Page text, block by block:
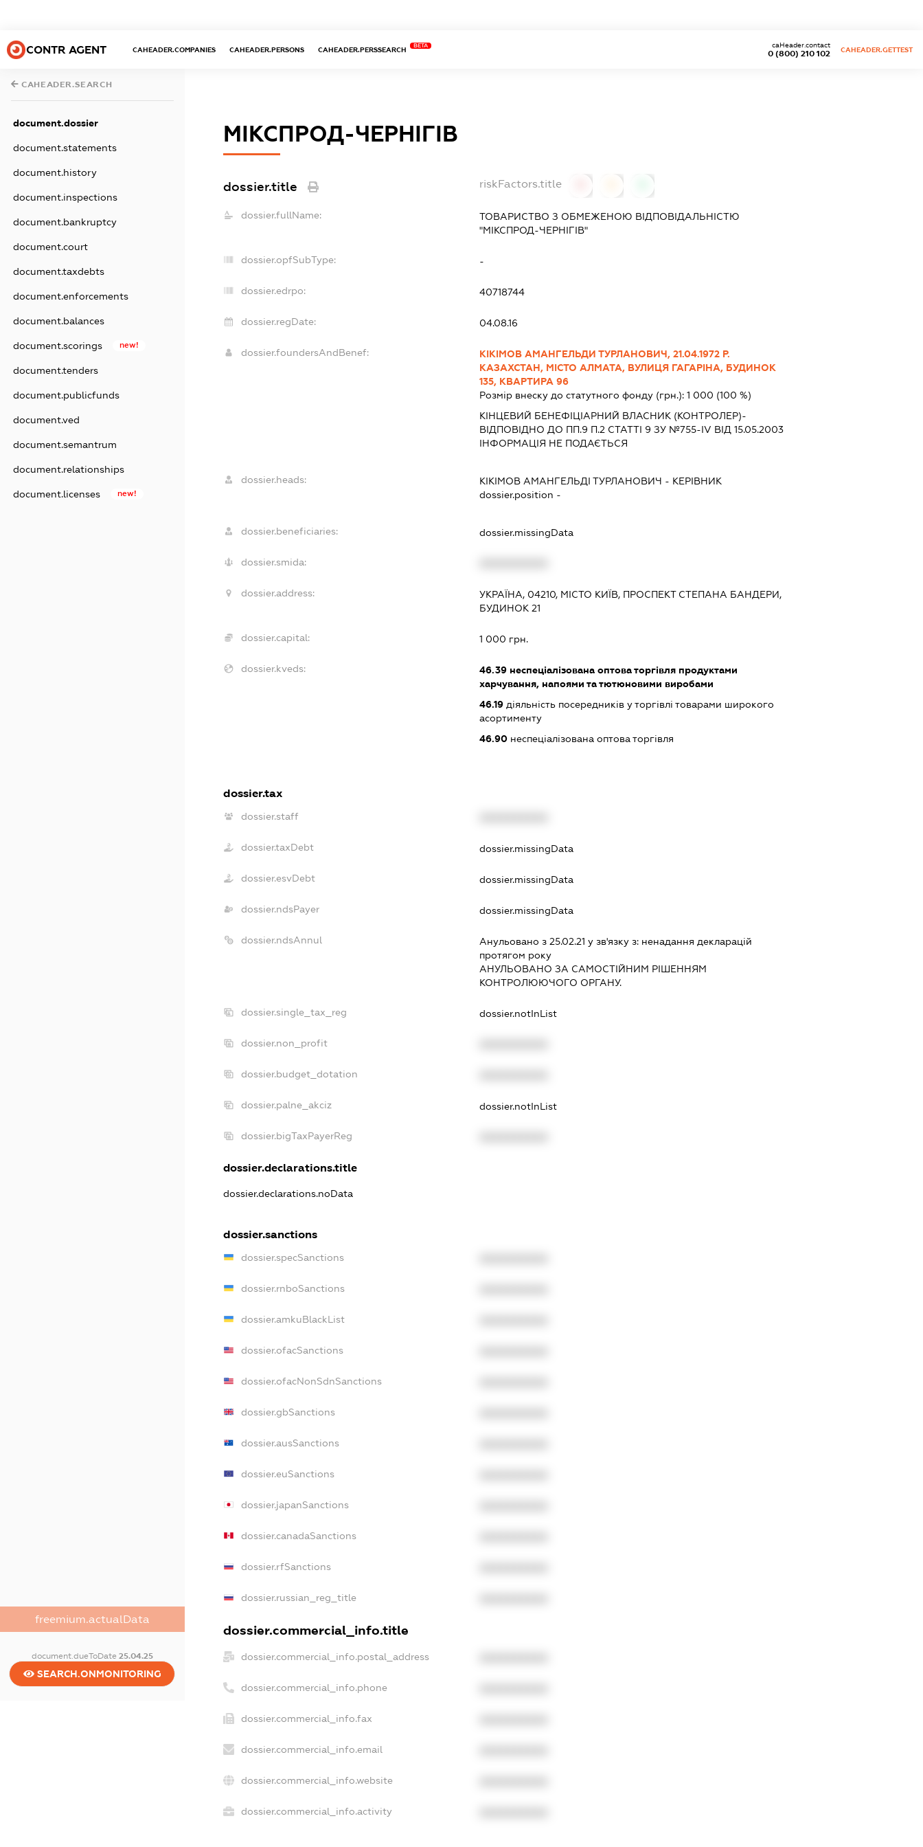
CONTR AGENT CAHEADER.COMPANIES CAHEADER.PERSONS CAHEADER.PERSSEARCH
BETA
0 (800) 210 102
caHeader.contact
CAHEADER.GETTEST
CAHEADER.SEARCH
document.dossier
document.statements
document.history
document.inspections
document.bankruptcy
document.court
document.taxdebts
document.enforcements
document.balances
document.scorings new!
document.tenders
document.publicfunds
document.ved
document.semantrum
document.relationships
document.licenses new!
freemium.actualData
document.dueToDate 25.04.25
SEARCH.ONMONITORING
МІКСПРОД-ЧЕРНІГІВ
dossier.title riskFactors.title
dossier.fullName:
ТОВАРИСТВО З ОБМЕЖЕНОЮ ВІДПОВІДАЛЬНІСТЮ
"МІКСПРОД-ЧЕРНІГІВ"
dossier.opfSubType: -
dossier.edrpo: 40718744
dossier.regDate: 04.08.16
dossier.foundersAndBenef:
КІКІМОВ АМАНГЕЛЬДИ ТУРЛАНОВИЧ, 21.04.1972 Р.
КАЗАХСТАН, МІСТО АЛМАТА, ВУЛИЦЯ ГАГАРІНА, БУДИНОК
135, КВАРТИРА 96
Розмір внеску до статутного фонду (грн.): 1 000 (100 %)
КІНЦЕВИЙ БЕНЕФІЦІАРНИЙ ВЛАСНИК (КОНТРОЛЕР)-
ВІДПОВІДНО ДО ПП.9 П.2 СТАТТІ 9 ЗУ №755-IV ВІД 15.05.2003
ІНФОРМАЦІЯ НЕ ПОДАЄТЬСЯ
dossier.heads: КІКІМОВ АМАНГЕЛЬДІ ТУРЛАНОВИЧ - КЕРІВНИК
dossier.position -
dossier.beneficiaries: dossier.missingData
dossier.smida:
dossier.address:
УКРАЇНА, 04210, МІСТО КИЇВ, ПРОСПЕКТ СТЕПАНА БАНДЕРИ,
БУДИНОК 21
dossier.capital: 1 000 грн.
dossier.kveds: 46.39неспеціалізована оптова торгівля продуктами
харчування, напоями та тютюновими виробами
46.19діяльність посередників у торгівлі товарами широкого
асортименту
46.90неспеціалізована оптова торгівля
dossier.tax
dossier.staff
dossier.taxDebt dossier.missingData
dossier.esvDebt dossier.missingData
dossier.ndsPayer dossier.missingData
dossier.ndsAnnul Анульовано з 25.02.21 у зв'язку з: ненадання декларацiй
протягом року
АНУЛЬОВАНО ЗА САМОСТIЙНИМ РIШЕННЯМ
КОНТРОЛЮЮЧОГО ОРГАНУ.
dossier.single_tax_reg dossier.notInList
dossier.non_profit
dossier.budget_dotation
dossier.palne_akciz dossier.notInList
dossier.bigTaxPayerReg
dossier.declarations.title
dossier.declarations.noData
dossier.sanctions
dossier.specSanctions
dossier.rnboSanctions
dossier.amkuBlackList
dossier.ofacSanctions
dossier.ofacNonSdnSanctions
dossier.gbSanctions
dossier.ausSanctions
dossier.euSanctions
dossier.japanSanctions
dossier.canadaSanctions
dossier.rfSanctions
dossier.russian_reg_title
dossier.commercial_info.title
dossier.commercial_info.postal_address
dossier.commercial_info.phone
dossier.commercial_info.fax
dossier.commercial_info.email
dossier.commercial_info.website
dossier.commercial_info.activity